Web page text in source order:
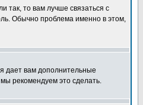
так, то вам лучше связаться с
Обычно проблема именно в этом,
дает вам дополнительные
рекомендуем это сделать.